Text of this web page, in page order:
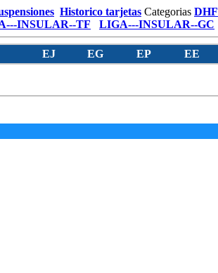
Historico tarjetas Categorias DHF
INSULAR--TF LIGA---INSULAR--GC
EJ EG EP EE